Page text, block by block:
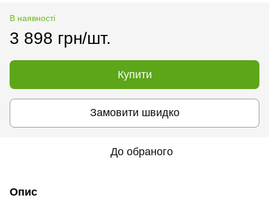
В наявності
3 898 грн/шт.
Купити
Замовити швидко
До обраного
Опис